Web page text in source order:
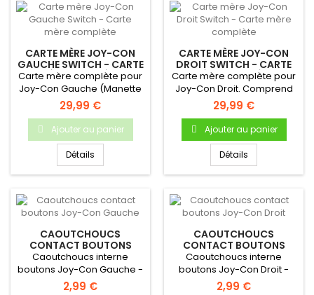
CARTE MÈRE JOY-CON
GAUCHE SWITCH - CARTE
MÈRE COMPLÈTE
Carte mère complète pour
Joy-Con Gauche (Manette
Nintendo Switch)
29,99 €
Ajouter au panier
Détails
CARTE MÈRE JOY-CON
DROIT SWITCH - CARTE
MÈRE COMPLÈTE
Carte mère complète pour
Joy-Con Droit. Comprend
les boutons R et Plus.
29,99 €
Ajouter au panier
Détails
CAOUTCHOUCS
CONTACT BOUTONS
JOY-CON GAUCHE
Caoutchoucs interne
boutons Joy-Con Gauche -
Nintendo Switch
2,99 €
CAOUTCHOUCS
CONTACT BOUTONS
JOY-CON DROIT
Caoutchoucs interne
boutons Joy-Con Droit -
Nintendo Switch
2,99 €